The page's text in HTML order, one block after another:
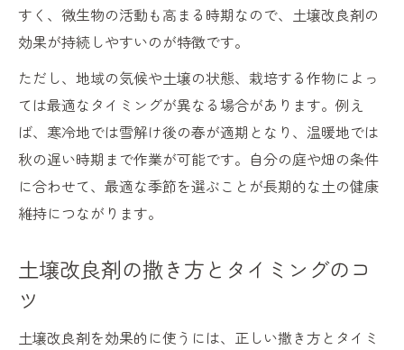
すく、微生物の活動も高まる時期なので、土壌改良剤の
効果が持続しやすいのが特徴です。
ただし、地域の気候や土壌の状態、栽培する作物によっ
ては最適なタイミングが異なる場合があります。例え
ば、寒冷地では雪解け後の春が適期となり、温暖地では
秋の遅い時期まで作業が可能です。自分の庭や畑の条件
に合わせて、最適な季節を選ぶことが長期的な土の健康
維持につながります。
土壌改良剤の撒き方とタイミングのコ
ツ
土壌改良剤を効果的に使うには、正しい撒き方とタイミ